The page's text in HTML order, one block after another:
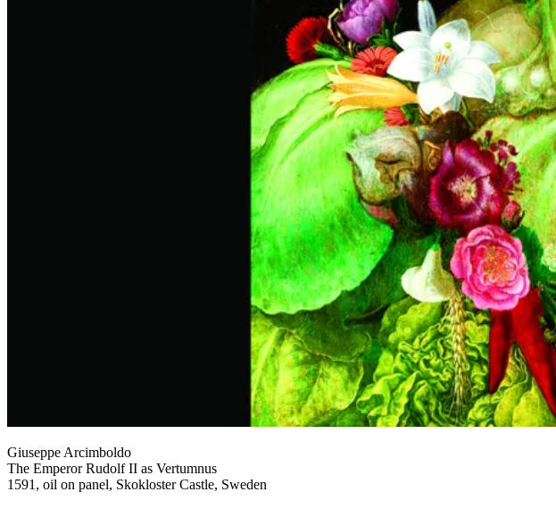
Giuseppe Arcimboldo
The Emperor Rudolf II as Vertumnus
1591, oil on panel, Skokloster Castle, Sweden